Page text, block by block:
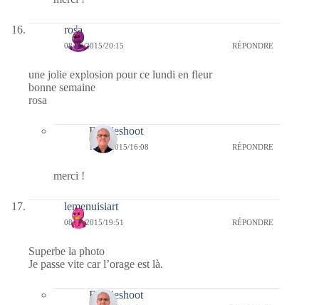
rosa
08/06/2015/20:15 RÉPONDRE
une jolie explosion pour ce lundi en fleur
bonne semaine
rosa
Bernieshoot
14/06/2015/16:08 RÉPONDRE
merci !
lemenuisiart
08/06/2015/19:51 RÉPONDRE
Superbe la photo
Je passe vite car l’orage est là.
Bernieshoot